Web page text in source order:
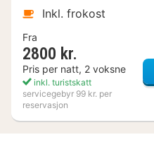
Inkl. frokost
Fra
2800 kr.
Pris per natt, 2 voksne
inkl. turistskatt
servicegebyr 99 kr. per
reservasjon